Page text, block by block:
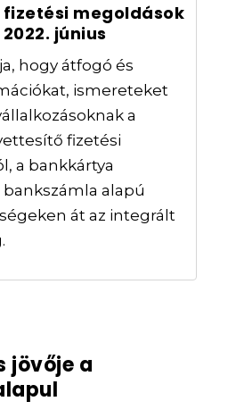
fizetési megoldások
június
hogy átfogó és
ismereteket
a
fizetési
a bankkártya
alapú
át az integrált
jövője a